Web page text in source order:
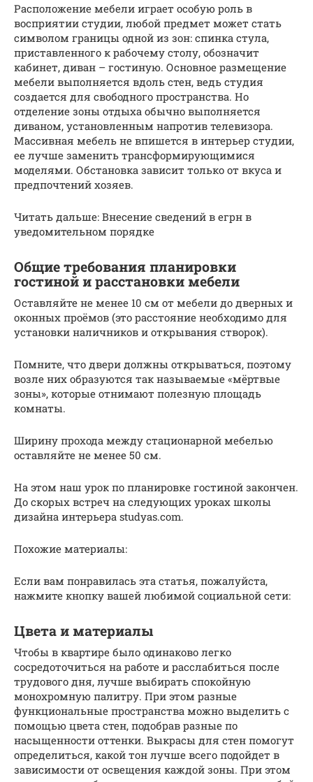
Расположение мебели играет особую роль в
восприятии студии, любой предмет может стать
символом границы одной из зон: спинка стула,
приставленного к рабочему столу, обозначит
кабинет, диван – гостиную. Основное размещение
мебели выполняется вдоль стен, ведь студия
создается для свободного пространства. Но
отделение зоны отдыха обычно выполняется
диваном, установленным напротив телевизора.
Массивная мебель не впишется в интерьер студии,
ее лучше заменить трансформирующимися
моделями. Обстановка зависит только от вкуса и
предпочтений хозяев.
Читать дальше: Внесение сведений в егрн в
уведомительном порядке
Общие требования планировки
гостиной и расстановки мебели
Оставляйте не менее 10 см от мебели до дверных и
оконных проёмов (это расстояние необходимо для
установки наличников и открывания створок).
Помните, что двери должны открываться, поэтому
возле них образуются так называемые «мёртвые
зоны», которые отнимают полезную площадь
комнаты.
Ширину прохода между стационарной мебелью
оставляйте не менее 50 см.
На этом наш урок по планировке гостиной закончен.
До скорых встреч на следующих уроках школы
дизайна интерьера studyas.com.
Похожие материалы:
Если вам понравилась эта статья, пожалуйста,
нажмите кнопку вашей любимой социальной сети:
Цвета и материалы
Чтобы в квартире было одинаково легко
сосредоточиться на работе и расслабиться после
трудового дня, лучше выбирать спокойную
монохромную палитру. При этом разные
функциональные пространства можно выделить с
помощью цвета стен, подобрав разные по
насыщенности оттенки. Выкрасы для стен помогут
определиться, какой тон лучше всего подойдет в
зависимости от освещения каждой зоны. При этом